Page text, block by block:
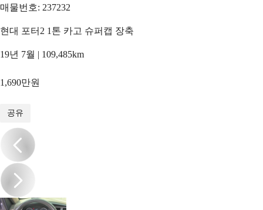
매물번호: 237232
현대 포터2 1톤 카고 슈퍼캡 장축
19년 7월 | 109,485km
1,690만원
공유
/19